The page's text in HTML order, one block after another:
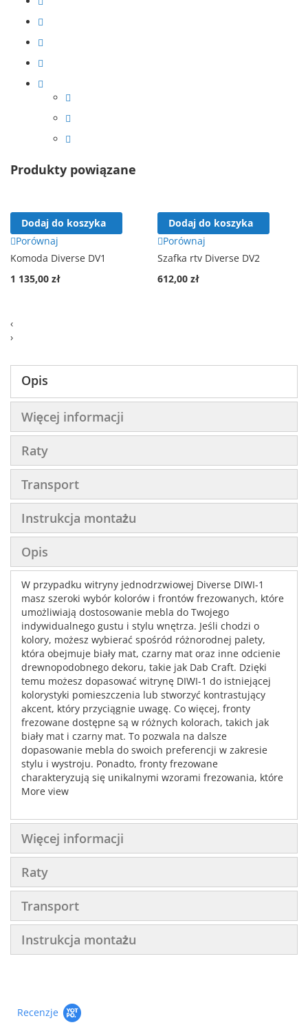
Produkty powiązane
Dodaj do koszyka
Porównaj
Komoda Diverse DV1
1 135,00 zł
Dodaj do koszyka
Porównaj
Szafka rtv Diverse DV2
612,00 zł
‹
›
Opis
Więcej informacji
Raty
Transport
Instrukcja montażu
Opis
W przypadku witryny jednodrzwiowej Diverse DIWI-1
masz szeroki wybór kolorów i frontów frezowanych, które
umożliwiają dostosowanie mebla do Twojego
indywidualnego gustu i stylu wnętrza. Jeśli chodzi o
kolory, możesz wybierać spośród różnorodnej palety,
która obejmuje biały mat, czarny mat oraz inne odcienie
drewnopodobnego dekoru, takie jak Dab Craft. Dzięki
temu możesz dopasować witrynę DIWI-1 do istniejącej
kolorystyki pomieszczenia lub stworzyć kontrastujący
akcent, który przyciągnie uwagę. Co więcej, fronty
frezowane dostępne są w różnych kolorach, takich jak
biały mat i czarny mat. To pozwala na dalsze
dopasowanie mebla do swoich preferencji w zakresie
stylu i wystroju. Ponadto, fronty frezowane
charakteryzują się unikalnymi wzorami frezowania, które
nadają witrynie DIWI-1 niepowtarzalny wygląd. Masz do
możesz wybrać ten, który najlepiej odpowiada Twojemu
gustowi i estetyce. Dzięki bogatej gamie kolorów i wzorów
frezowania, witryna jednodrzwiowa Diverse DIWI-1
umożliwia stworzenie mebla, który jest nie tylko
praktyczny i funkcjonalny, ale także estetycznie
dopasowany do Twojego wnętrza. Niezależnie od
preferencji kolorystycznych czy stylu, z pewnością
znajdziesz kombinację, która spełni Twoje oczekiwania i
nada charakteru Twojej przestrzeni.
More view
Więcej informacji
Raty
Transport
Instrukcja montażu
Recenzje